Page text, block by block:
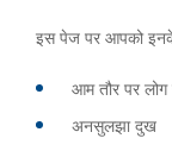
इस पेज पर आपको इनके
आम तौर पर
अनसुलझा दुख